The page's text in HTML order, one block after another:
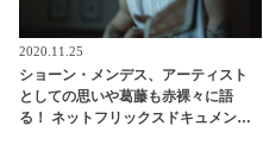
2020.11.25
ショーン・メンデス、アーティスト
としての思いや葛藤も赤裸々に語
る！ ネットフリックスドキュメンタ